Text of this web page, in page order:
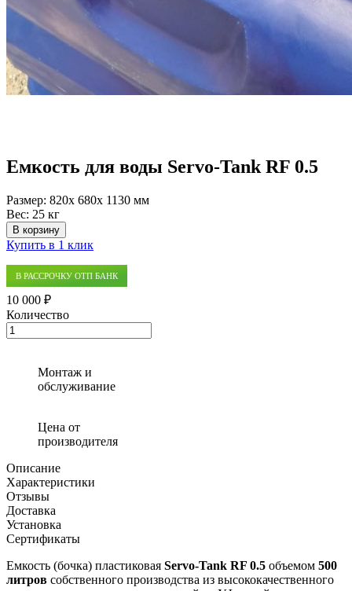
Емкость для воды Servo-Tank RF 0.5
Размер: 820x 680x 1130 мм
Вес: 25 кг
В корзину
Купить в 1 клик
В РАССРОЧКУ ОТП БАНК
10 000 ₽
Количество
Количество
товара
Монтаж и
обслуживание
Цена от
производителя
Описание
Характеристики
Отзывы
Доставка
Установка
Сертификаты
Емкость (бочка) пластиковая Servo-Tank RF 0.5 объемом 500
литров собственного производства из высококачественного